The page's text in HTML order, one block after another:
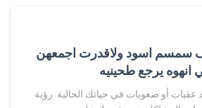
سمسم اسود ولاقدرت اجمعهن
انهوه يرجع طحينيه
عقبات أو صعوبات في حياتك الحالية. رؤية